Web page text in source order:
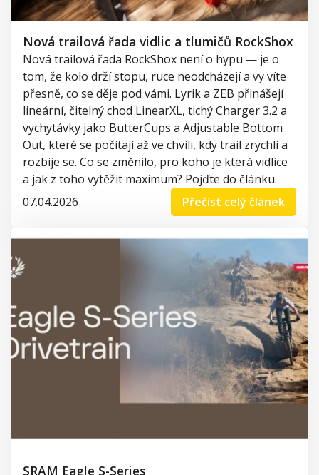
Nová trailová řada vidlic a tlumičů RockShox
Nová trailová řada RockShox není o hypu — je o
tom, že kolo drží stopu, ruce neodcházejí a vy víte
přesně, co se děje pod vámi. Lyrik a ZEB přinášejí
lineární, čitelný chod LinearXL, tichý Charger 3.2 a
vychytávky jako ButterCups a Adjustable Bottom
Out, které se počítají až ve chvíli, kdy trail zrychlí a
rozbije se. Co se změnilo, pro koho je která vidlice
a jak z toho vytěžit maximum? Pojďte do článku.
07.04.2026
Přečíst celý článek
SRAM Eagle S-Series